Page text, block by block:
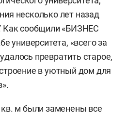
несколько лет назад
Как сообщили «БИЗНЕС
университета, «всего за
превратить старое,
в уютный дом для
м были заменены все